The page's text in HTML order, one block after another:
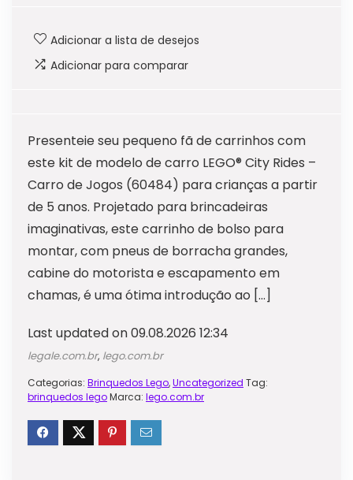
Adicionar a lista de desejos
Adicionar para comparar
Presenteie seu pequeno fã de carrinhos com
este kit de modelo de carro LEGO® City Rides –
Carro de Jogos (60484) para crianças a partir
de 5 anos. Projetado para brincadeiras
imaginativas, este carrinho de bolso para
montar, com pneus de borracha grandes,
cabine do motorista e escapamento em
chamas, é uma ótima introdução ao […]
Last updated on 09.08.2026 12:34
legale.com.br, lego.com.br
Categorias: Brinquedos Lego,Uncategorized Tag:
brinquedos legoMarca: lego.com.br